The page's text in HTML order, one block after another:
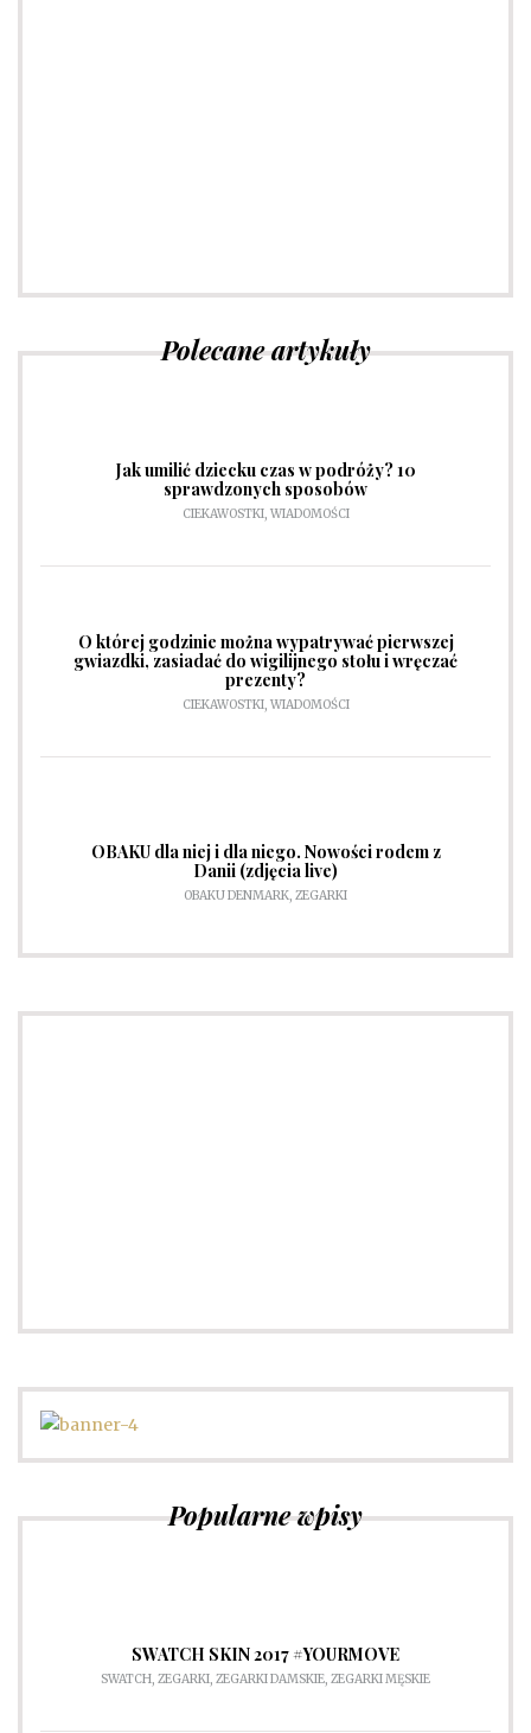
Polecane artykuły
Jak umilić dziecku czas w podróży? 10
sprawdzonych sposobów
CIEKAWOSTKI, WIADOMOŚCI
O której godzinie można wypatrywać pierwszej
gwiazdki, zasiadać do wigilijnego stołu i wręczać
prezenty?
CIEKAWOSTKI, WIADOMOŚCI
OBAKU dla niej i dla niego. Nowości rodem z
Danii (zdjęcia live)
OBAKU DENMARK, ZEGARKI
Popularne wpisy
SWATCH SKIN 2017 #YOURMOVE
SWATCH ZEGARKI ZEGARKI DAMSKIE ZEGARKI MĘSKIE